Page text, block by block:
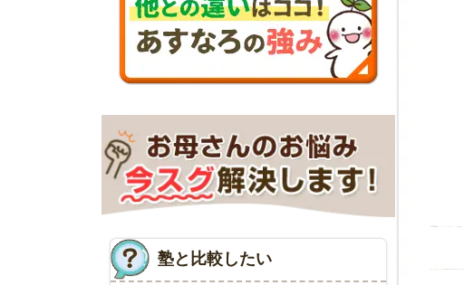
塾と比較したい